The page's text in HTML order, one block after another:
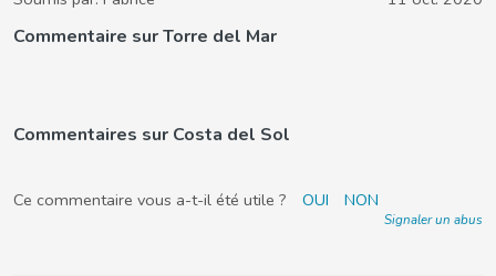
Commentaire sur Torre del Mar
Commentaires sur Costa del Sol
Ce commentaire vous a-t-il été utile ? OUI NON
Signaler un abus